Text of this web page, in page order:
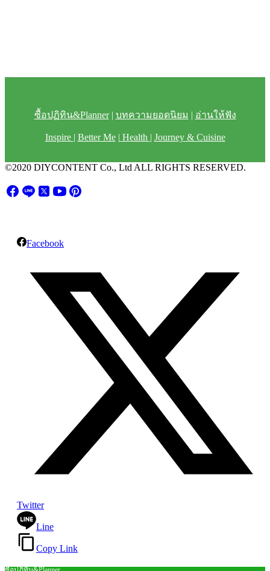
ซื้อปฏิทิน&Planner| บทความยอดนิยม | อ่านให้ฟัง
Inspire | Better Me| Health | Journey & Cuisine
©2020 DIYCONTENT Co., Ltd ALL RIGHTS RESERVED.
Facebook
Twitter
Line
Copy Link